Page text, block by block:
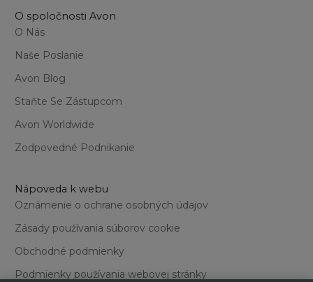
O spoločnosti Avon
O Nás
Naše Poslanie
Avon Blog
Staňte Se Zástupcom
Avon Worldwide
Zodpovedné Podnikanie
Nápoveda k webu
Oznámenie o ochrane osobných údajov
Zásady používania súborov cookie
Obchodné podmienky
Podmienky používania webovej stránky